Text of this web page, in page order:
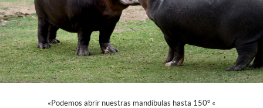
«Podemos abrir nuestras mandíbulas hasta 150° «